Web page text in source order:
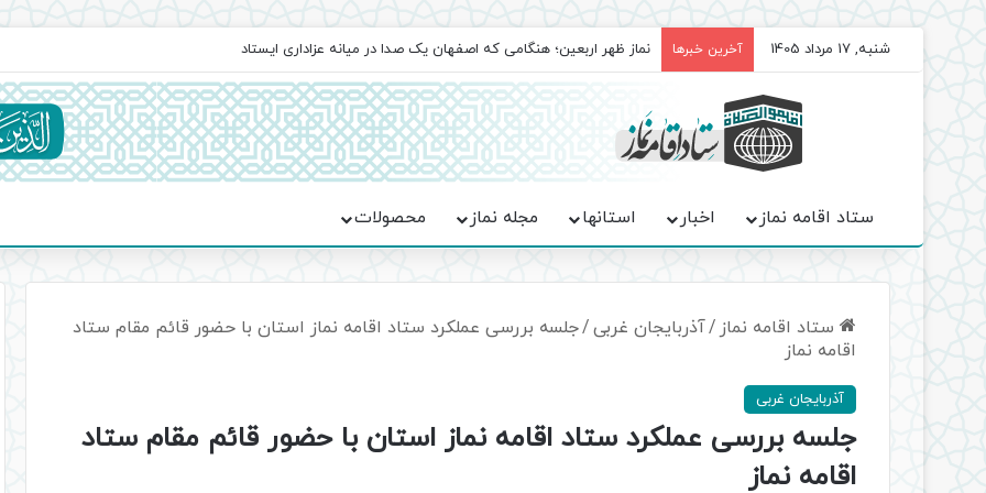
شنبه, 17 مرداد 1405 آخرین خبرها برگزاری باشکوه نمازهای جماعت در موکب فاطمه الزهرا (س)
ستاد اقامه نماز اخبار استانها مجله نماز محصولات
ستاد اقامه نماز /آذربایجان غربی/جلسه بررسی عملکرد ستاد اقامه نماز استان با حضور قائم مقام ستاد
اقامه نماز
آذربایجان غربی
جلسه بررسی عملکرد ستاد اقامه نماز استان با حضور قائم مقام ستاد
اقامه نماز